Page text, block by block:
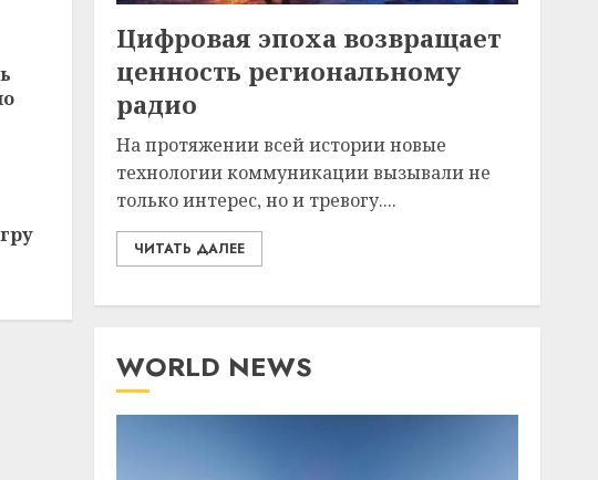
Цифровая эпоха возвращает
ценность региональному
радио
На протяжении всей истории новые
технологии коммуникации вызывали не
только интерес, но и тревогу....
ЧИТАТЬ ДАЛЕЕ
WORLD NEWS